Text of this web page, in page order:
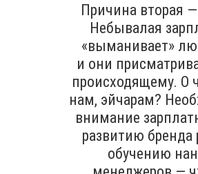
Причина вторая
Небывалая
«выманивает»
и они
происходящему. О
нам, эйчарам?
внимание
развитию бренда
обучению